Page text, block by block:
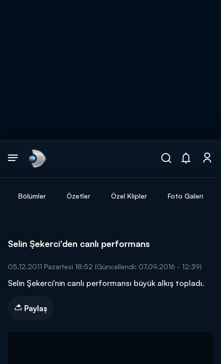
Bölümler Özetler Özel Klipler Foto Galeri
Selin Şekerci'den canlı performans
05.12.2011 Pazartesi 18:52 (Güncellendi: 07.09.2016 - 12:39)
Selin Şekerci'nin canlı performansı büyük alkış topladı.
Paylaş